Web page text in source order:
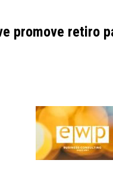
promove retiro